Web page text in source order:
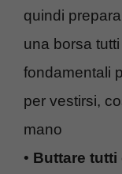
quindi
una borsa
fondamentali
per vestirsi,
mano
• Buttare